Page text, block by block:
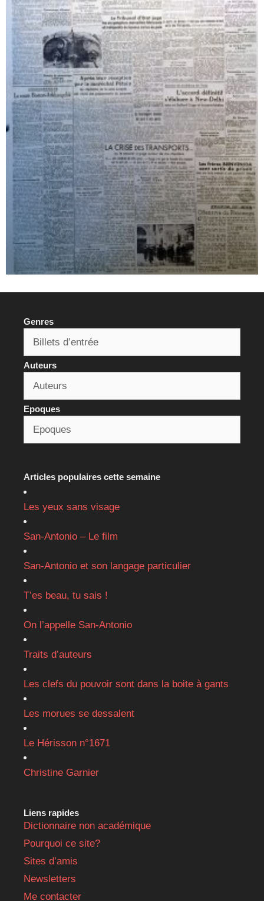
Genres
Auteurs
Epoques
Articles populaires cette semaine
Les yeux sans visage
San-Antonio – Le film
San-Antonio et son langage particulier
T’es beau, tu sais !
On l’appelle San-Antonio
Traits d’auteurs
Les clefs du pouvoir sont dans la boite à gants
Les morues se dessalent
Le Hérisson n°1671
Christine Garnier
Liens rapides
Dictionnaire non académique
Pourquoi ce site?
Sites d’amis
Newsletters
Me contacter